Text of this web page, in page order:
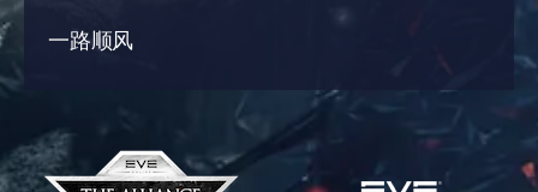
一路顺风